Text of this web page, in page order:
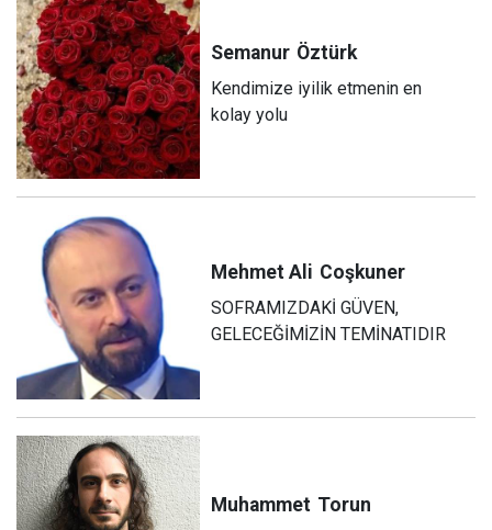
Semanur Öztürk
Kendimize iyilik etmenin en
kolay yolu
Mehmet Ali Coşkuner
SOFRAMIZDAKİ GÜVEN,
GELECEĞİMİZİN TEMİNATIDIR
Muhammet Torun